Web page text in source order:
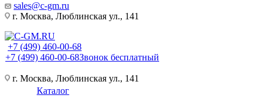
sales@c-gm.ru
г. Москва, Люблинская ул., 141
+7 (499) 460-00-68
+7 (499) 460-00-68Звонок бесплатный
г. Москва, Люблинская ул., 141
Каталог